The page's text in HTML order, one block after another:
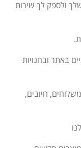
ולספק לך שירות
.
באתר ובחנויות
חיובים,